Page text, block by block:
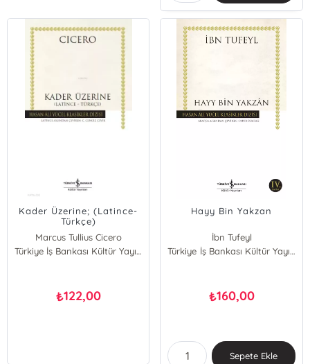
Kader Üzerine; (Latince-
Türkçe)
Marcus Tullius Cicero
Türkiye İş Bankası Kültür Yayınları
₺122,00
Hayy Bin Yakzan
İbn Tufeyl
Türkiye İş Bankası Kültür Yayınları
₺160,00
Sepete Ekle